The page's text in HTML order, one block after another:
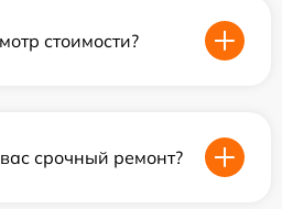
стоимости?
срочный ремонт?